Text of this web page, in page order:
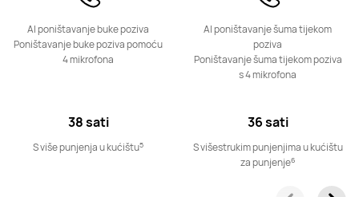
AI poništavanje buke poziva
Poništavanje buke poziva pomoću
4 mikrofona
38 sati
S više punjenja u kućištu5
AI poništavanje šuma tijekom
poziva
Poništavanje šuma tijekom poziva
s 4 mikrofona
36 sati
S višestrukim punjenjima u kućištu
za punjenje6